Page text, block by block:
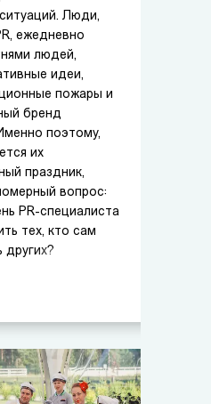
Люди,
ежедневно
людей,
идеи,
пожары и
бренд
поэтому,
их
праздник,
вопрос:
PR-специалиста
тех, кто сам
других?